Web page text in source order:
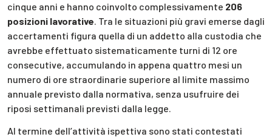
cinque anni e hanno coinvolto complessivamente 206
posizioni lavorative. Tra le situazioni più gravi emerse dagli
accertamenti figura quella di un addetto alla custodia che
avrebbe effettuato sistematicamente turni di 12 ore
consecutive, accumulando in appena quattro mesi un
numero di ore straordinarie superiore al limite massimo
annuale previsto dalla normativa, senza usufruire dei
riposi settimanali previsti dalla legge.
Al termine dell’attività ispettiva sono stati contestati